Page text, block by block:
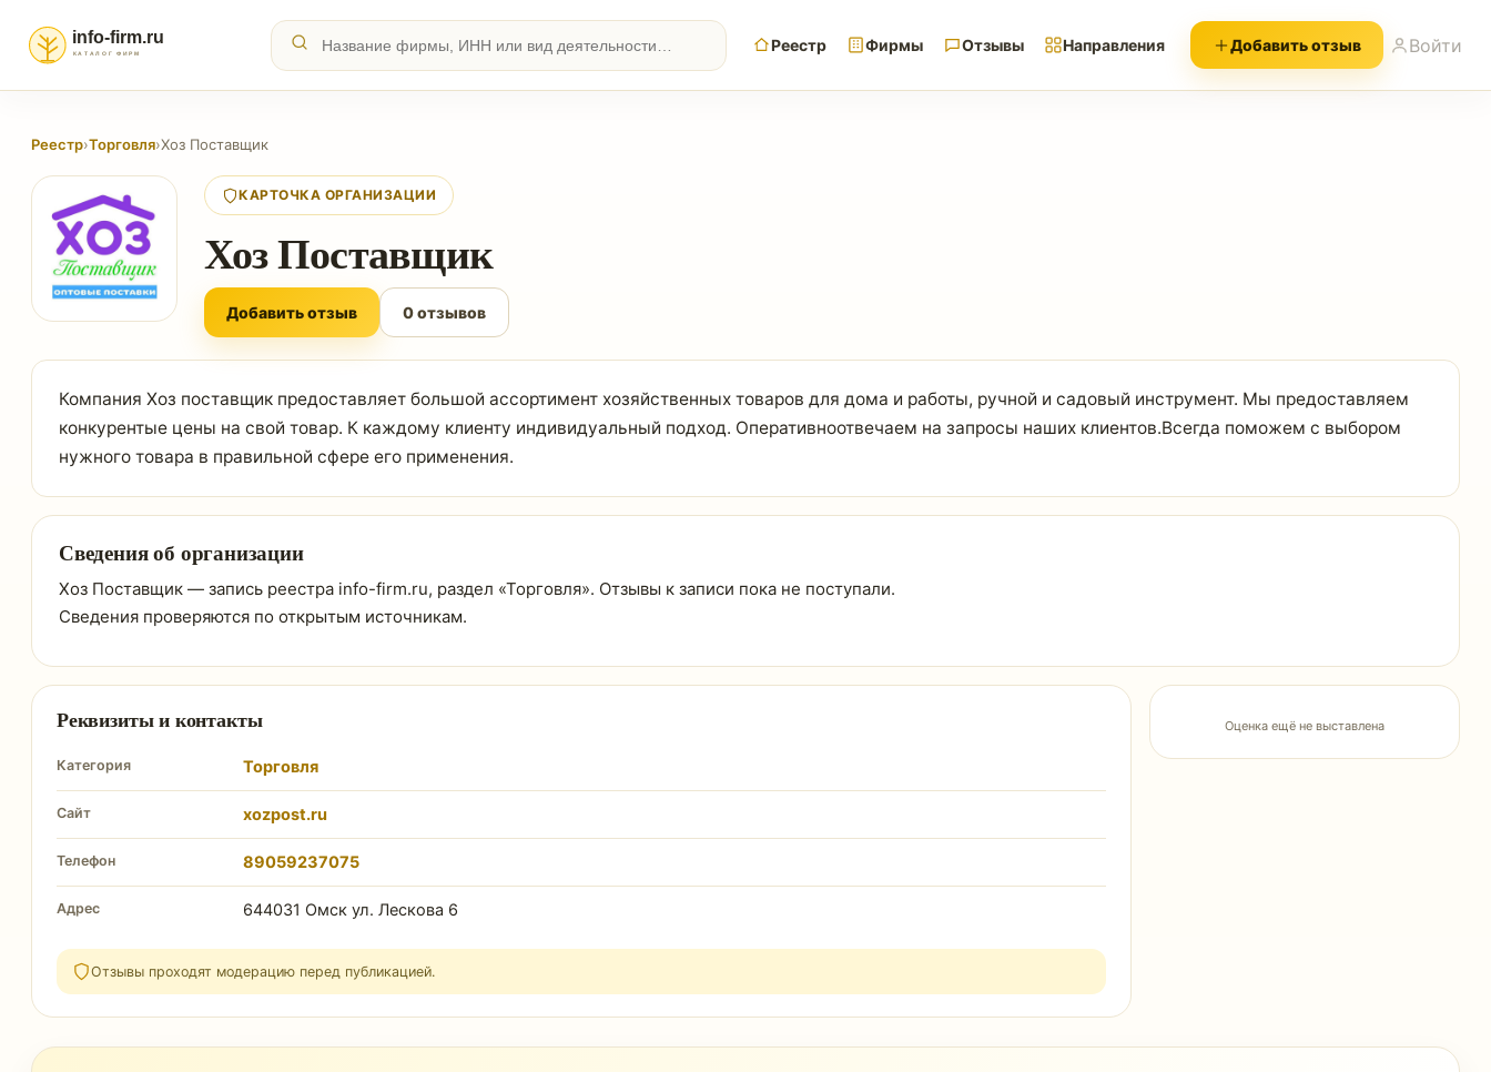
Реестр Фирмы Отзывы Направления Добавить отзыв Войти
Реестр›Торговля›Хоз Поставщик
КАРТОЧКА ОРГАНИЗАЦИИ
Хоз Поставщик
Добавить отзыв 0 отзывов
Компания Хоз поставщик предоставляет большой ассортимент хозяйственных товаров для дома и работы, ручной и садовый инструмент. Мы предоставляем
конкурентые цены на свой товар. К каждому клиенту индивидуальный подход. Оперативноотвечаем на запросы наших клиентов.Всегда поможем с выбором
нужного товара в правильной сфере его применения.
Сведения об организации
Хоз Поставщик — запись реестра info-firm.ru, раздел «Торговля». Отзывы к записи пока не поступали.
Сведения проверяются по открытым источникам.
Реквизиты и контакты
Категория Торговля
Сайт xozpost.ru
Телефон 89059237075
Адрес 644031 Омск ул. Лескова 6
Отзывы проходят модерацию перед публикацией.
Оценка ещё не выставлена